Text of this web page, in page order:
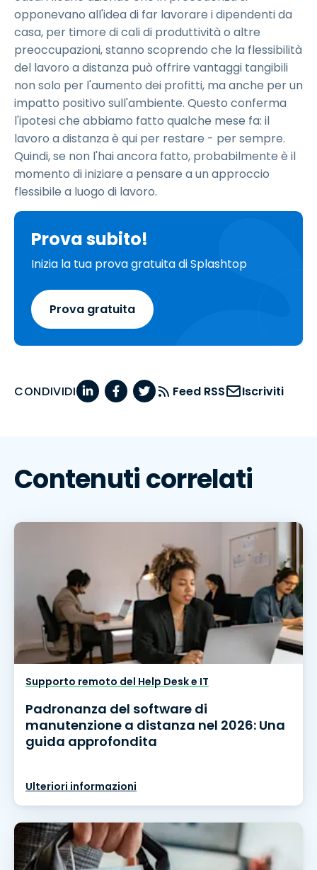
opponevano all'idea di far lavorare i dipendenti da
casa, per timore di cali di produttività o altre
preoccupazioni, stanno scoprendo che la flessibilità
del lavoro a distanza può offrire vantaggi tangibili
non solo per l'aumento dei profitti, ma anche per un
impatto positivo sull'ambiente. Questo conferma
l'ipotesi che abbiamo fatto qualche mese fa: il
lavoro a distanza è qui per restare - per sempre.
Quindi, se non l'hai ancora fatto, probabilmente è il
momento di iniziare a pensare a un approccio
flessibile a luogo di lavoro.
Prova subito!
Inizia la tua prova gratuita di Splashtop
Prova gratuita
CONDIVIDI Feed RSS Iscriviti
Contenuti correlati
Supporto remoto del Help Desk e IT
Padronanza del software di
manutenzione a distanza nel 2026: Una
guida approfondita
Ulteriori informazioni